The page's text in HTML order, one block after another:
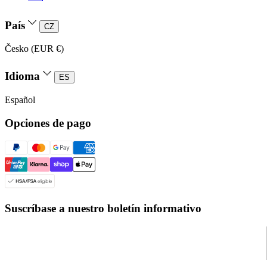
País CZ
Česko (EUR €)
Idioma ES
Español
Opciones de pago
Suscríbase a nuestro boletín informativo